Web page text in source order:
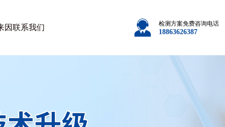
因联系我们 检测方案免费咨询电话
18863626387